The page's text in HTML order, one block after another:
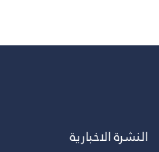
النشرة الاخبارية